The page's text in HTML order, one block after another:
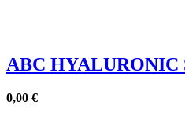
ABC HYALURONIC
0,00 €